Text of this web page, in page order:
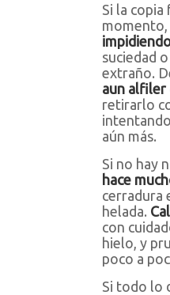
Si la copia
momento,
suciedad
extraño.
aun alfiler
retirarlo
aún más.
Si no hay
hace
cerradura
helada.
con
hielo, y
poco a
Si todo lo